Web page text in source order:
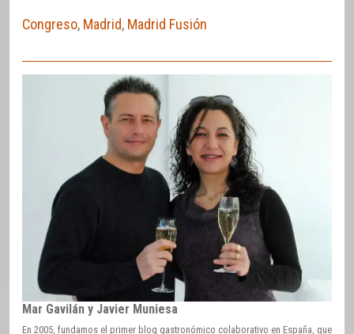
Congreso, Madrid, Madrid Fusión
Mar Gavilán y Javier Muniesa
En 2005, fundamos el primer blog gastronómico colaborativo en España, que